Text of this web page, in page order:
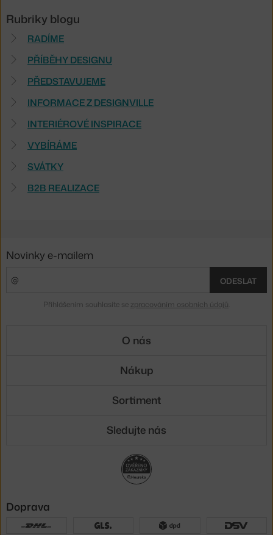
Rubriky blogu
RADÍME
PŘÍBĚHY DESIGNU
PŘEDSTAVUJEME
INFORMACE Z DESIGNVILLE
INTERIÉROVÉ INSPIRACE
VYBÍRÁME
SVÁTKY
B2B REALIZACE
Novinky e-mailem
ODESLAT
Přihlášením souhlasíte se zpracováním osobních údajů
O nás
Nákup
Sortiment
Sledujte nás
Doprava